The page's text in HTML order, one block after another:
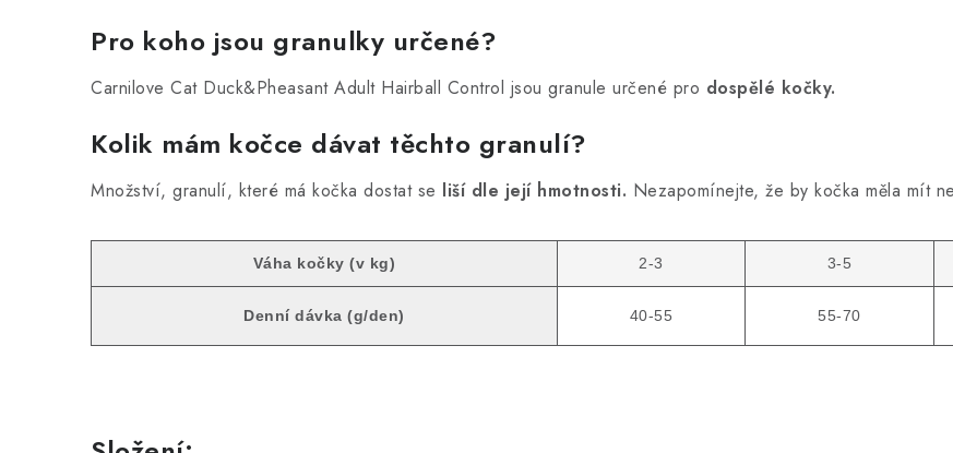
Pro koho jsou granulky určené?
Carnilove Cat Duck&Pheasant Adult Hairball Control jsou granule určené pro dospělé kočky.
Kolik mám kočce dávat těchto granulí?
Množství, granulí, které má kočka dostat se liší dle její hmotnosti. Nezapomínejte, že by kočka měla mít
Váha kočky (v kg) 2-3 3-5
Denní dávka (g/den) 40-55 55-70